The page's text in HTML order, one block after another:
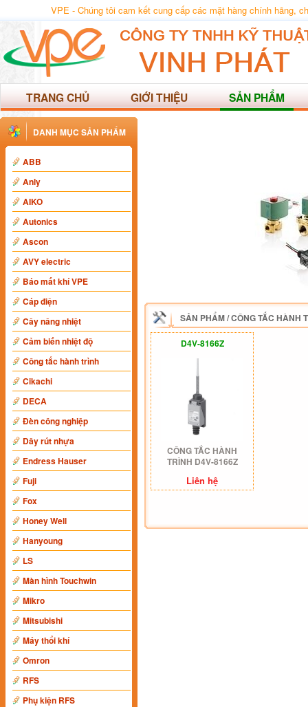
VPE - Chúng tôi cam kết cung cấp các mặt hàng chính hãng,
TRANG CHỦ GIỚI THIỆU SẢN PHẨM
DANH MỤC SẢN PHẨM
ABB
Anly
AIKO
Autonics
Ascon
AVY electric
Báo mất khí VPE
Cáp điện
Cây nâng nhiệt
Cảm biến nhiệt độ
Công tắc hành trình
Cikachi
DECA
Đèn công nghiệp
Dây rút nhựa
Endress Hauser
Fuji
Fox
Honey Well
Hanyoung
LS
Màn hình Touchwin
Mikro
Mitsubishi
Máy thổi khí
Omron
RFS
Phụ kiện RFS
SẢN PHẨM/CÔNG TẮC HÀNH
D4V-8166Z
CÔNG TẮC HÀNH
TRÌNH D4V-8166Z
Liên hệ